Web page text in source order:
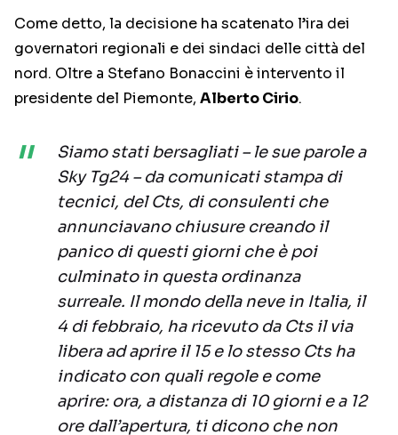
Come detto, la decisione ha scatenato l’ira dei
governatori regionali e dei sindaci delle città del
nord. Oltre a Stefano Bonaccini è intervento il
presidente del Piemonte, Alberto Cirio.
Siamo stati bersagliati – le sue parole a
Sky Tg24 – da comunicati stampa di
tecnici, del Cts, di consulenti che
annunciavano chiusure creando il
panico di questi giorni che è poi
culminato in questa ordinanza
surreale. Il mondo della neve in Italia, il
4 di febbraio, ha ricevuto da Cts il via
libera ad aprire il 15 e lo stesso Cts ha
indicato con quali regole e come
aprire: ora, a distanza di 10 giorni e a 12
ore dall’apertura, ti dicono che non